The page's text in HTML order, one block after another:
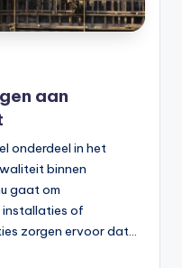
aan
onderdeel in het
binnen
gaat om
of
zorgen ervoor dat…